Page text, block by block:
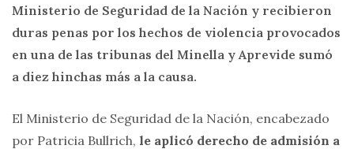
Ministerio de Seguridad de la Nación y recibieron
duras penas por los hechos de violencia provocados
en una de las tribunas del Minella y Aprevide sumó
a diez hinchas más a la causa.
El Ministerio de Seguridad de la Nación, encabezado
por Patricia Bullrich, le aplicó derecho de admisión a